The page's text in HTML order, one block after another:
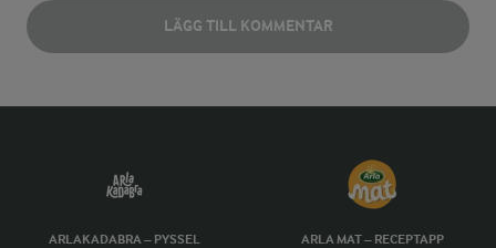
LÄGG TILL KOMMENTAR
ARLAKADABRA – PYSSEL
ARLA MAT – RECEPTAPP